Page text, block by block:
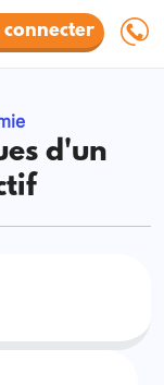
connecter
d'un